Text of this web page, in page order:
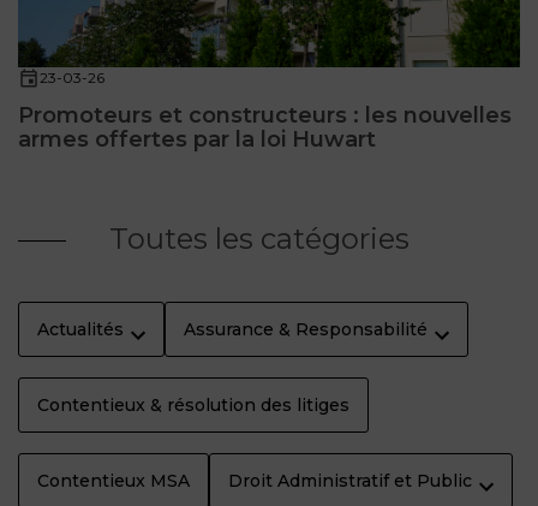
23-03-26
Promoteurs et constructeurs : les nouvelles
armes offertes par la loi Huwart
Toutes les catégories
Actualités Assurance & Responsabilité
Contentieux & résolution des litiges
Contentieux MSA Droit Administratif et Public